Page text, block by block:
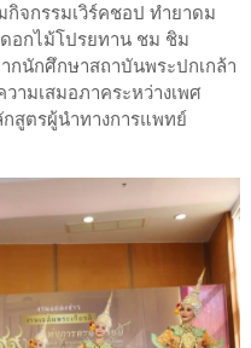
กิจกรรมเวิร์คชอป ทำยาดม
อกไม้โปรยทาน ชม ชิม
นักศึกษาสถาบันพระปกเกล้า
ามเสมอภาคระหว่างเพศ
กสูตรผู้นำทางการแพทย์